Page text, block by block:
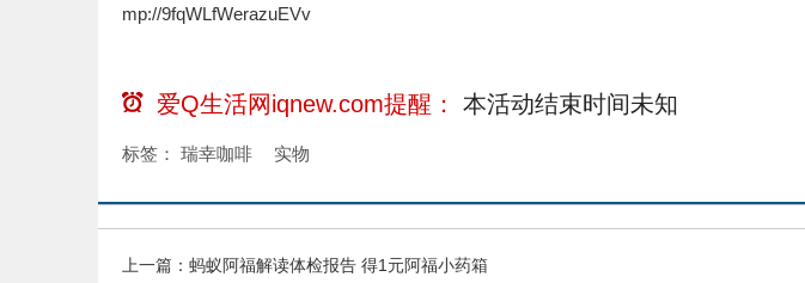
mp://9fqWLfWerazuEVv
爱Q生活网iqnew.com提醒： 本活动结束时间未知
标签： 瑞幸咖啡 实物
上一篇： 蚂蚁阿福解读体检报告 得1元阿福小药箱